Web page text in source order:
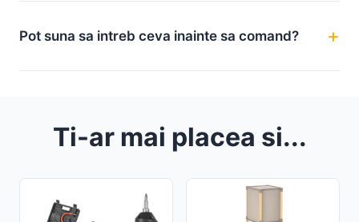
Pot suna sa intreb ceva inainte sa comand?
Ti-ar mai placea si...